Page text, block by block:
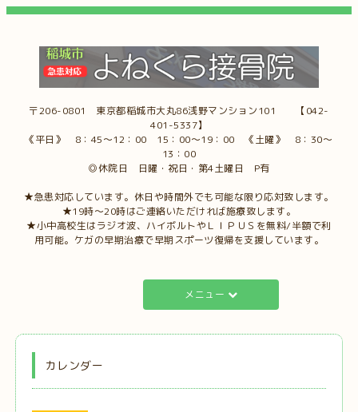
〒206-0801 東京都稲城市大丸86浅野マンション101 【042-
401-5337】
《平日》 8：45～12：00 15：00～19：00 《土曜》 8：30～
13：00
◎休院日 日曜・祝日・第4土曜日 P有
★急患対応しています。休日や時間外でも可能な限り応対致します。
★19時～20時はご連絡いただければ施療致します。
★小中高校生はラジオ波、ハイボルトやＬＩＰＵＳを無料/半額で利
用可能。ケガの早期治療で早期スポーツ復帰を支援しています。
メニュー
カレンダー